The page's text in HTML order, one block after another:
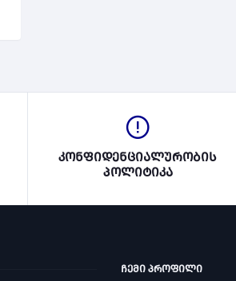
კონფიდენციალურობის
პოლიტიკა
ᲩᲔᲛᲘ ᲞᲠᲝᲤᲘᲚᲘ